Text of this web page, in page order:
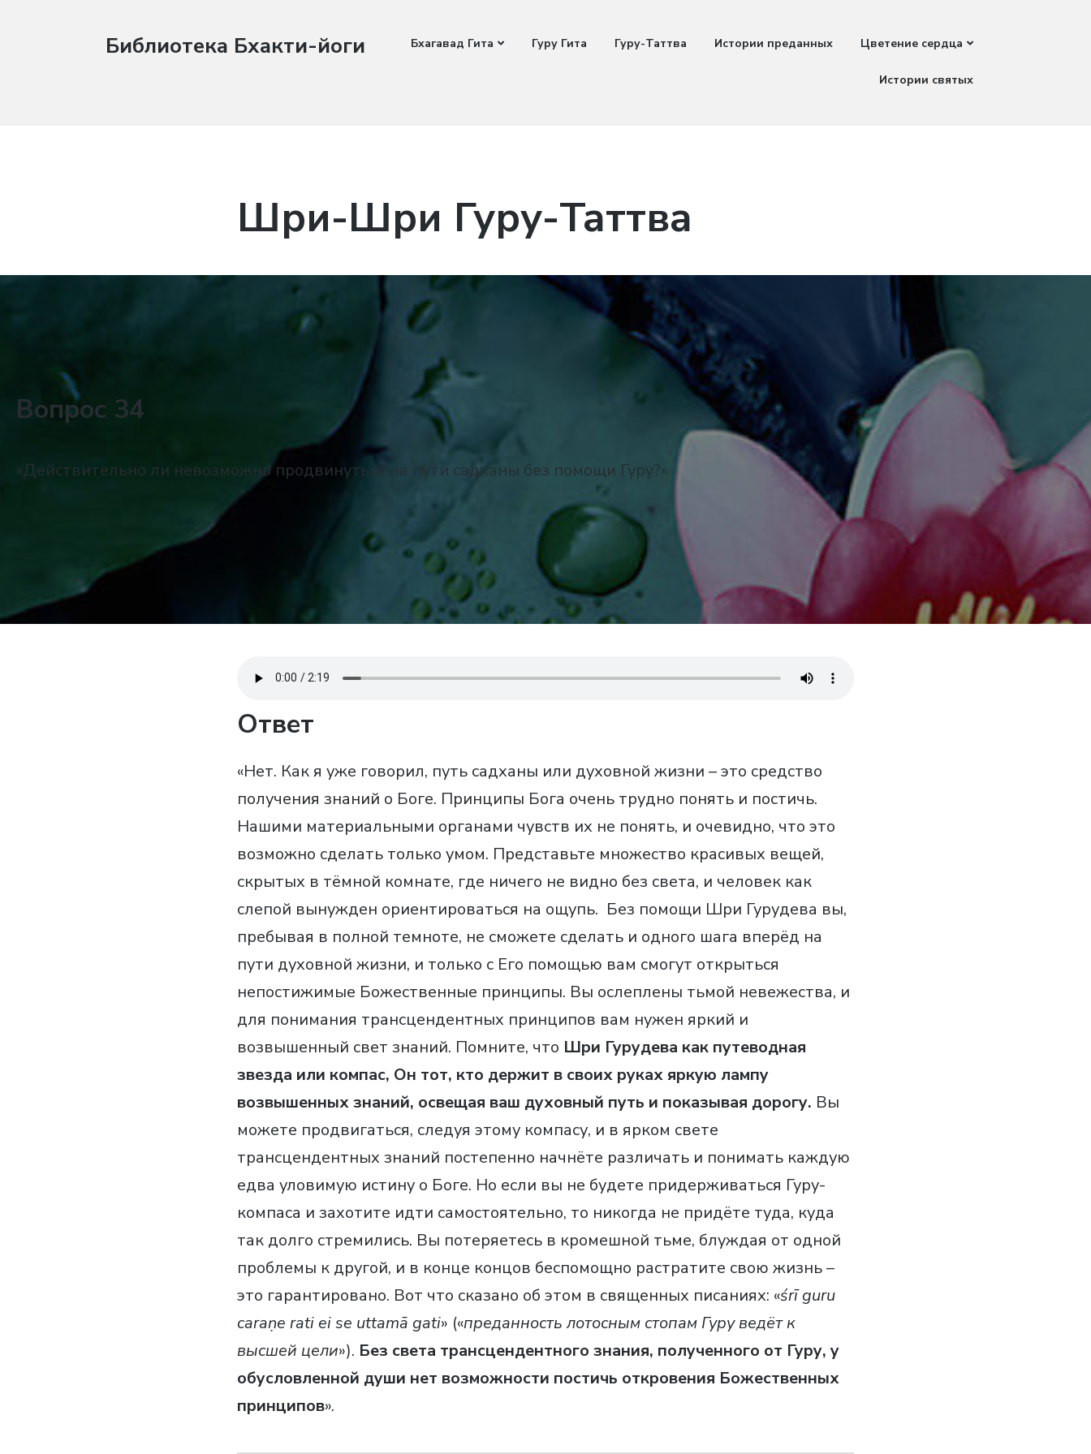
Библиотека Бхакти-йоги Бхагавад Гита Гуру Гита Гуру-Таттва Истории преданных Цветение сердца
Истории святых
Шри-Шри Гуру-Таттва
Вопрос 34
«Действительно ли невозможно продвинуться на пути садханы без помощи Гуру?»
Ответ
«Нет. Как я уже говорил, путь садханы или духовной жизни – это средство
получения знаний о Боге. Принципы Бога очень трудно понять и постичь.
Нашими материальными органами чувств их не понять, и очевидно, что это
возможно сделать только умом. Представьте множество красивых вещей,
скрытых в тёмной комнате, где ничего не видно без света, и человек как
слепой вынужден ориентироваться на ощупь. Без помощи Шри Гурудева вы,
пребывая в полной темноте, не сможете сделать и одного шага вперёд на
пути духовной жизни, и только с Его помощью вам смогут открыться
непостижимые Божественные принципы. Вы ослеплены тьмой невежества, и
для понимания трансцендентных принципов вам нужен яркий и
возвышенный свет знаний. Помните, что Шри Гурудева как путеводная
звезда или компас, Он тот, кто держит в своих руках яркую лампу
возвышенных знаний, освещая ваш духовный путь и показывая дорогу. Вы
можете продвигаться, следуя этому компасу, и в ярком свете
трансцендентных знаний постепенно начнёте различать и понимать каждую
едва уловимую истину о Боге. Но если вы не будете придерживаться Гуру-
компаса и захотите идти самостоятельно, то никогда не придёте туда, куда
так долго стремились. Вы потеряетесь в кромешной тьме, блуждая от одной
проблемы к другой, и в конце концов беспомощно растратите свою жизнь –
это гарантировано. Вот что сказано об этом в священных писаниях: «śrī guru
caraṇe rati ei se uttamā gati» («преданность лотосным стопам Гуру ведёт к
высшей цели»). Без света трансцендентного знания, полученного от Гуру, у
обусловленной души нет возможности постичь откровения Божественных
принципов».